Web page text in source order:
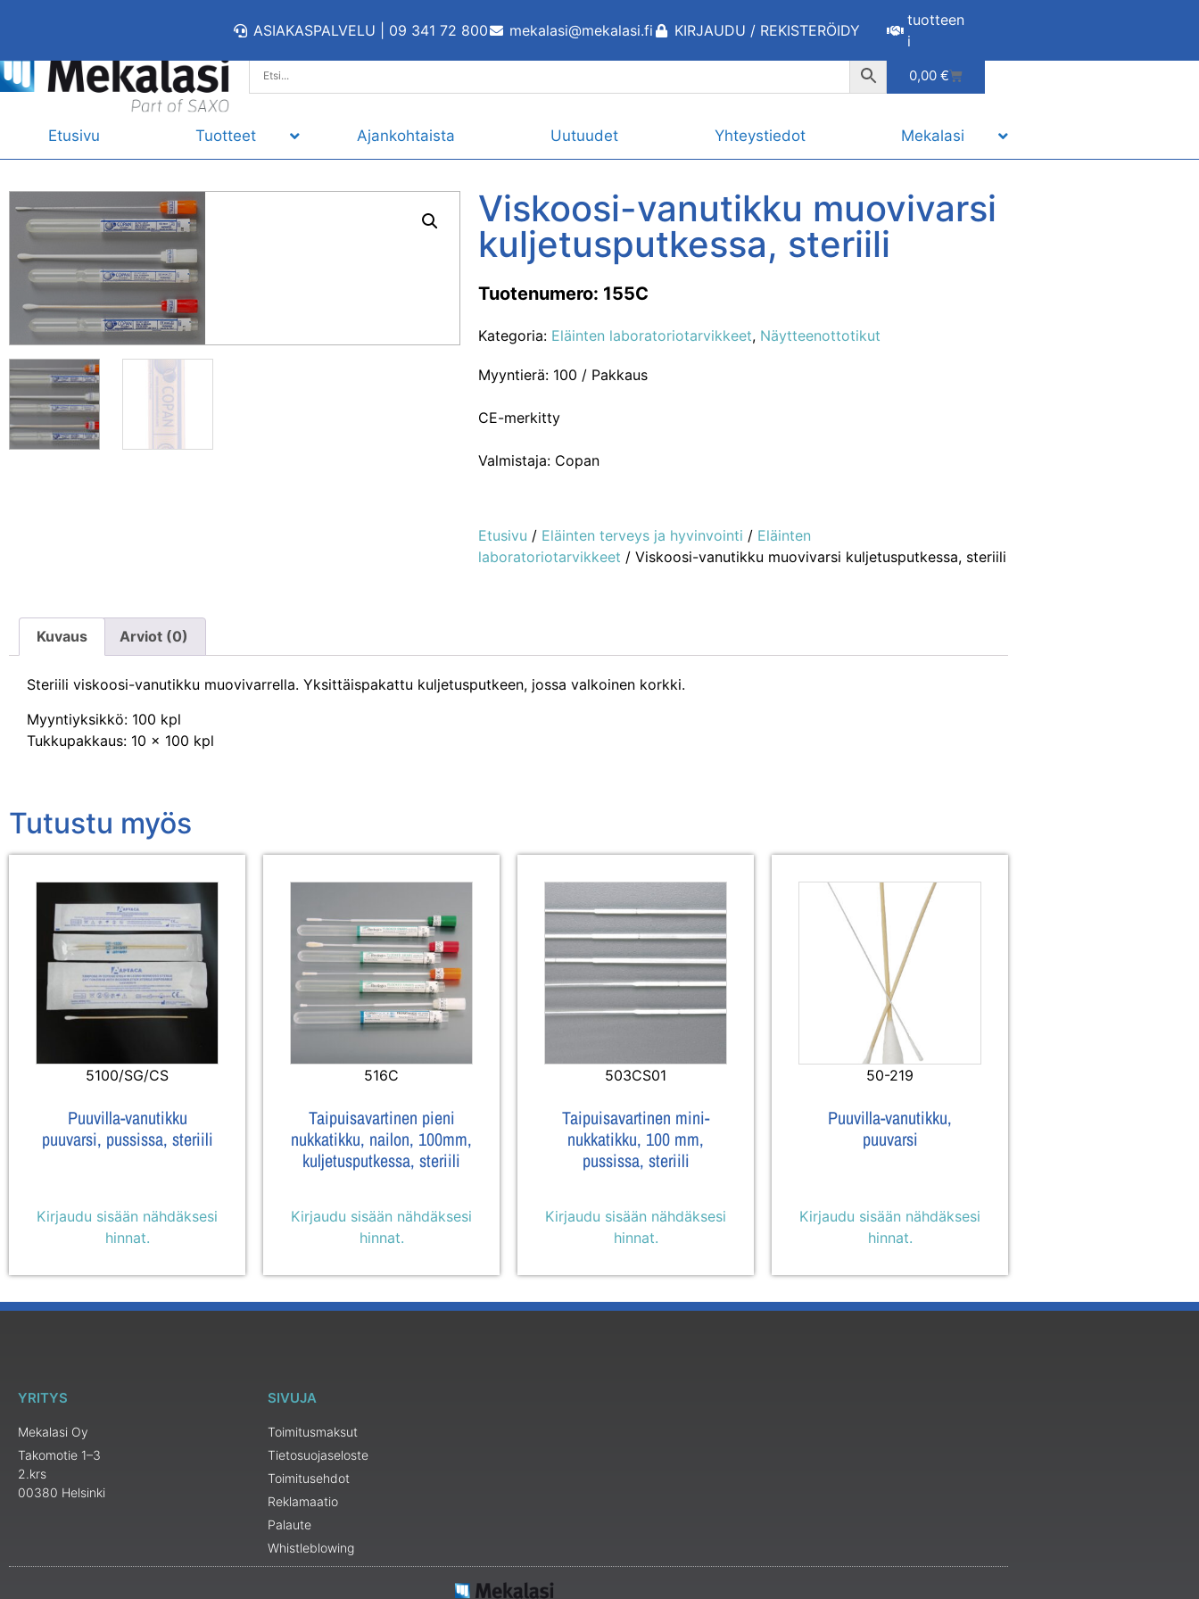
ASIAKASPALVELU | 09 341 72 800 mekalasi@mekalasi.fi KIRJAUDU / REKISTERÖIDY
tuotteen
i
0,00 €
Etusivu Tuotteet Ajankohtaista Uutuudet Yhteystiedot Mekalasi
Viskoosi-vanutikku muovivarsi
kuljetusputkessa, steriili
Tuotenumero: 155C
Kategoria: Eläinten laboratoriotarvikkeet, Näytteenottotikut
Myyntierä: 100 / Pakkaus
CE-merkitty
Valmistaja: Copan
Etusivu / Eläinten terveys ja hyvinvointi / Eläinten
laboratoriotarvikkeet / Viskoosi-vanutikku muovivarsi kuljetusputkessa, steriili
Kuvaus Arviot (0)
Steriili viskoosi-vanutikku muovivarrella. Yksittäispakattu kuljetusputkeen, jossa valkoinen korkki.
Myyntiyksikkö: 100 kpl
Tukkupakkaus: 10 x 100 kpl
Tutustu myös
5100/SG/CS
Puuvilla-vanutikku
puuvarsi, pussissa, steriili
Kirjaudu sisään nähdäksesi
hinnat.
516C
Taipuisavartinen pieni
nukkatikku, nailon, 100mm,
kuljetusputkessa, steriili
Kirjaudu sisään nähdäksesi
hinnat.
503CS01
Taipuisavartinen mini-
nukkatikku, 100 mm,
pussissa, steriili
Kirjaudu sisään nähdäksesi
hinnat.
50-219
Puuvilla-vanutikku,
puuvarsi
Kirjaudu sisään nähdäksesi
hinnat.
YRITYS
Mekalasi Oy
Takomotie 1–3
2.krs
00380 Helsinki
SIVUJA
Toimitusmaksut
Tietosuojaseloste
Toimitusehdot
Reklamaatio
Palaute
Whistleblowing